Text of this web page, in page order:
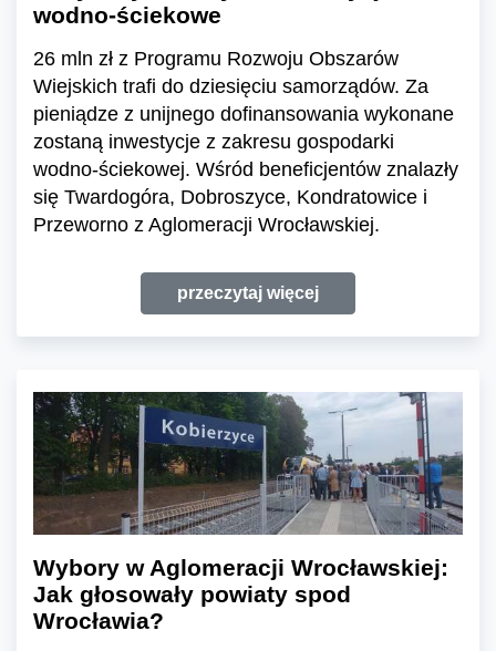
wodno-ściekowe
26 mln zł z Programu Rozwoju Obszarów
Wiejskich trafi do dziesięciu samorządów. Za
pieniądze z unijnego dofinansowania wykonane
zostaną inwestycje z zakresu gospodarki
wodno-ściekowej. Wśród beneficjentów znalazły
się Twardogóra, Dobroszyce, Kondratowice i
Przeworno z Aglomeracji Wrocławskiej.
przeczytaj więcej
Wybory w Aglomeracji Wrocławskiej:
Jak głosowały powiaty spod
Wrocławia?